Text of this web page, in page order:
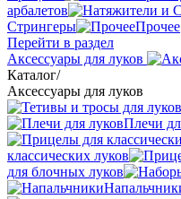
арбалетов
Стрингеры
Прочее
Перейти в раздел
Аксессуары для луков
Каталог/
Аксессуары для луков
Плечи
классических луков
для блочных луков